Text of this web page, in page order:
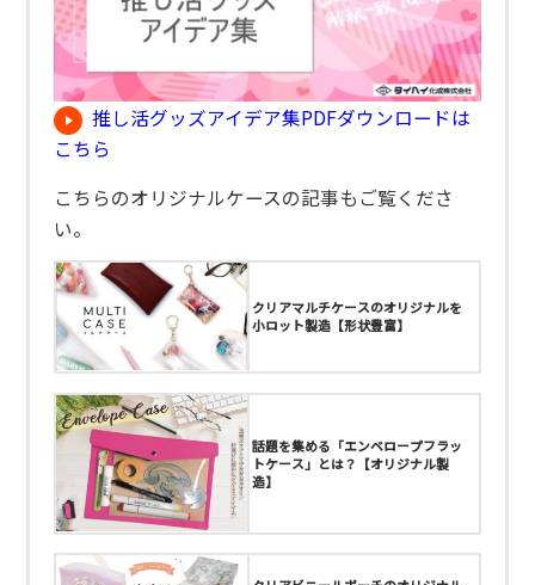
推し活グッズアイデア集PDFダウンロードは
こちら
こちらのオリジナルケースの記事もご覧くださ
い。
クリアマルチケースのオリジナルを
小ロット製造【形状豊富】
話題を集める「エンベロープフラッ
トケース」とは？【オリジナル製
造】